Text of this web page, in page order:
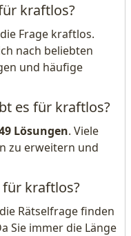
kraftlos?
Frage kraftlos.
nach beliebten
und häufige
es für kraftlos?
Lösungen. Viele
zu erweitern und
für kraftlos?
Rätselfrage finden
Sie immer die Länge